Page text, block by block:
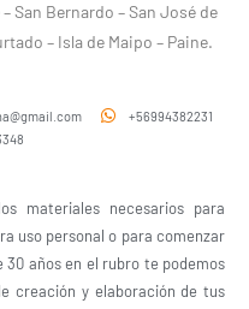
San Bernardo – San José de
– Isla de Maipo – Paine.
+56994382231
materiales necesarios para
uso personal o para comenzar
años en el rubro te podemos
creación y elaboración de tus